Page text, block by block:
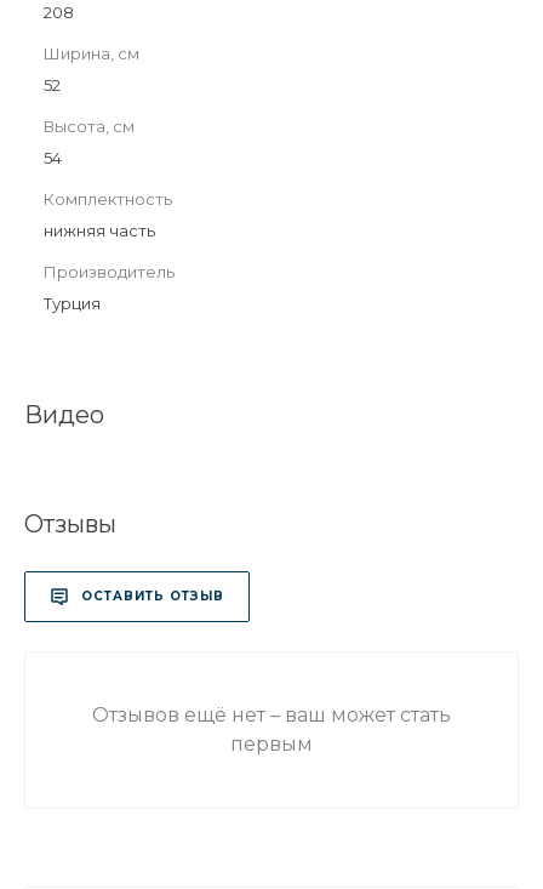
208
Ширина, см
52
Высота, см
54
Комплектность
нижняя часть
Производитель
Турция
Видео
Отзывы
ОСТАВИТЬ ОТЗЫВ
Отзывов ещё нет – ваш может стать
первым